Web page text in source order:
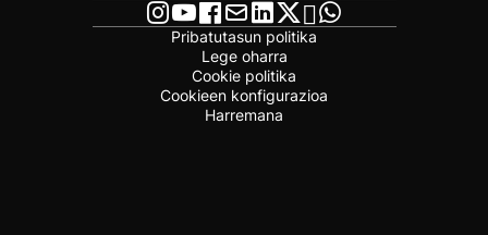
Pribatutasun politika
Lege oharra
Cookie politika
Cookieen konfigurazioa
Harremana